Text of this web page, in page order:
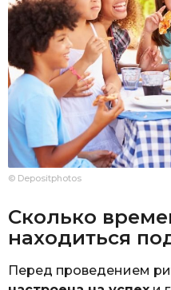
© Depositphotos
Сколько
находиться
Перед проведением